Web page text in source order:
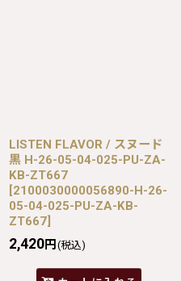
LISTEN FLAVOR / スヌード
黒 H-26-05-04-025-PU-ZA-
KB-ZT667
[2100030000056890-H-26-
05-04-025-PU-ZA-KB-
ZT667]
2,420円 (税込)